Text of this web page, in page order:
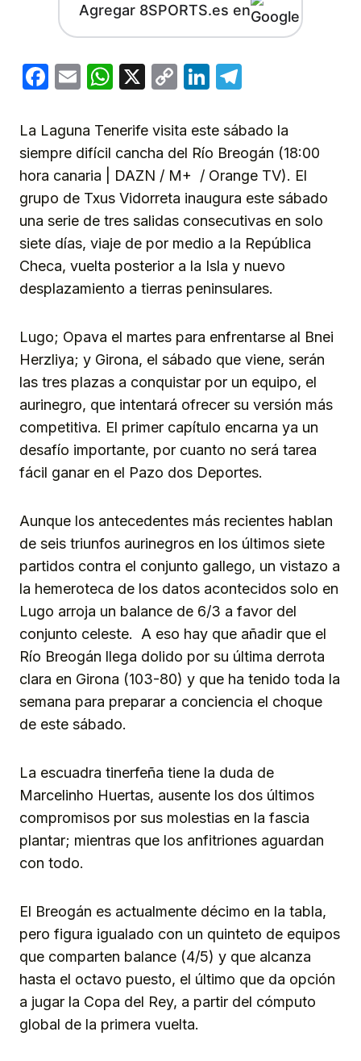
Agregar 8SPORTS.es en
Facebook
EmailWhatsApp
X
CopyLinkedIn
La Laguna Tenerife visita este sábado la
siempre difícil cancha del Río Breogán (18:00
hora canaria | DAZN / M+ / Orange TV). El
grupo de Txus Vidorreta inaugura este sábado
una serie de tres salidas consecutivas en solo
siete días, viaje de por medio a la República
Checa, vuelta posterior a la Isla y nuevo
desplazamiento a tierras peninsulares.
Lugo; Opava el martes para enfrentarse al Bnei
Herzliya; y Girona, el sábado que viene, serán
las tres plazas a conquistar por un equipo, el
aurinegro, que intentará ofrecer su versión más
competitiva. El primer capítulo encarna ya un
desafío importante, por cuanto no será tarea
fácil ganar en el Pazo dos Deportes.
Aunque los antecedentes más recientes hablan
de seis triunfos aurinegros en los últimos siete
partidos contra el conjunto gallego, un vistazo a
la hemeroteca de los datos acontecidos solo en
Lugo arroja un balance de 6/3 a favor del
conjunto celeste. A eso hay que añadir que el
Río Breogán llega dolido por su última derrota
clara en Girona (103-80) y que ha tenido toda la
semana para preparar a conciencia el choque
de este sábado.
La escuadra tinerfeña tiene la duda de
Marcelinho Huertas, ausente los dos últimos
compromisos por sus molestias en la fascia
plantar; mientras que los anfitriones aguardan
con todo.
El Breogán es actualmente décimo en la tabla,
pero figura igualado con un quinteto de equipos
que comparten balance (4/5) y que alcanza
hasta el octavo puesto, el último que da opción
a jugar la Copa del Rey, a partir del cómputo
global de la primera vuelta.